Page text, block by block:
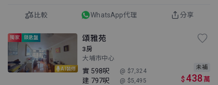
比較 WhatsApp代理 分享
AI裝修
獨家 鎖匙盤 頌雅苑
3房
大埔市中心
實 598呎 @ $7,324
建 797呎 @ $5,495
未補
$ 438萬